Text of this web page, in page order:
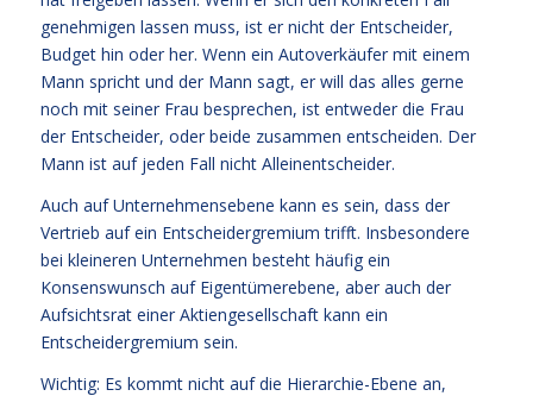
genehmigen lassen muss, ist er nicht der Entscheider,
Budget hin oder her. Wenn ein Autoverkäufer mit einem
Mann spricht und der Mann sagt, er will das alles gerne
noch mit seiner Frau besprechen, ist entweder die Frau
der Entscheider, oder beide zusammen entscheiden. Der
Mann ist auf jeden Fall nicht Alleinentscheider.
Auch auf Unternehmensebene kann es sein, dass der
Vertrieb auf ein Entscheidergremium trifft. Insbesondere
bei kleineren Unternehmen besteht häufig ein
Konsenswunsch auf Eigentümerebene, aber auch der
Aufsichtsrat einer Aktiengesellschaft kann ein
Entscheidergremium sein.
Wichtig: Es kommt nicht auf die Hierarchie-Ebene an,